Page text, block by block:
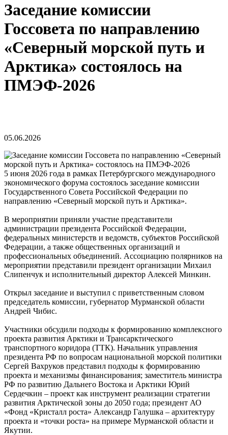
Заседание комиссии
Госсовета по направлению
«Северный морской путь и
Арктика» состоялось на
ПМЭФ-2026
05.06.2026
5 июня 2026 года в рамках Петербургского международного
экономического форума состоялось заседание комиссии
Государственного Совета Российской Федерации по
направлению «Северный морской путь и Арктика».
В мероприятии приняли участие представители
администрации президента Российской Федерации,
федеральных министерств и ведомств, субъектов Российской
Федерации, а также общественных организаций и
профессиональных объединений. Ассоциацию полярников на
мероприятии представили президент организации Михаил
Слипенчук и исполнительный директор Алексей Минкин.
Открыл заседание и выступил с приветственным словом
председатель комиссии, губернатор Мурманской области
Андрей Чибис.
Участники обсудили подходы к формированию комплексного
проекта развития Арктики и Трансарктического
транспортного коридора (ТТК). Начальник управления
президента РФ по вопросам национальной морской политики
Сергей Вахруков представил подходы к формированию
проекта и механизмы финансирования; заместитель министра
РФ по развитию Дальнего Востока и Арктики Юрий
Сердечкин – проект как инструмент реализации стратегии
развития Арктической зоны до 2050 года; президент АО
«Фонд «Кристалл роста» Александр Галушка – архитектуру
проекта и «точки роста» на примере Мурманской области и
Якутии.